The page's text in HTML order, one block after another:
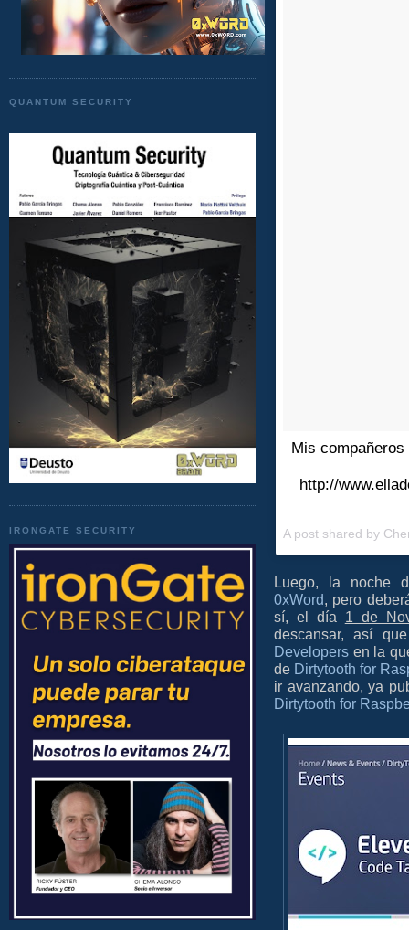
QUANTUM SECURITY
IRONGATE SECURITY
Mis
http://
A post shared by
Luego, la noche
0xWord, pero
sí, el día 1 de
descansar, así
Developers en la
de Dirtytooth for
ir avanzando, ya
Dirtytooth for